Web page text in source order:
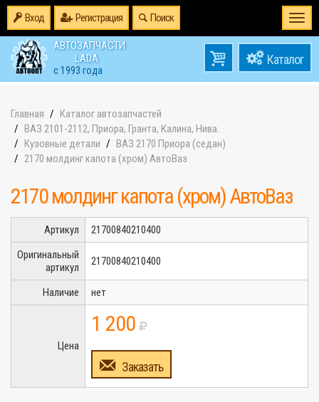
Вход Регистрация Поиск
АВТОЗАПЧАСТИ
LADA
с 1993 года
товаров0
на0
Главная
Каталог автозапчастей
ВАЗ 2101-2112, Приора, Гранта, Калина, Нива.
Кузовные детали
ВАЗ 2170 Приора (седан)
2170 молдинг капота (хром) АвтоВаз
2170 молдинг капота (хром) АвтоВаз
Артикул
21700840210400
Оригинальный
артикул
21700840210400
Наличие нет
Цена
1 200
Заказать